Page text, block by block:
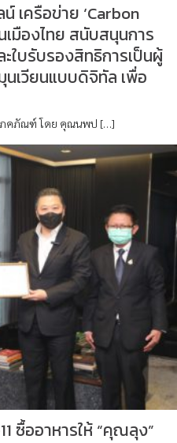
เครือข่าย ‘Carbon
เมืองไทย สนับสนุนการ
ใบรับรองสิทธิการเป็นผู้
เวียนแบบดิจิทัล เพื่อ
ภคภัณฑ์ โดย คุณนพป […]
ซื้ออาหารให้ “คุณลุง”